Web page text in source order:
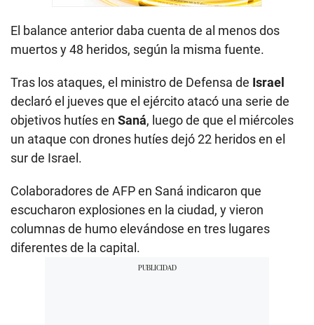
El balance anterior daba cuenta de al menos dos
muertos y 48 heridos, según la misma fuente.
Tras los ataques, el ministro de Defensa de Israel
declaró el jueves que el ejército atacó una serie de
objetivos hutíes en Saná, luego de que el miércoles
un ataque con drones hutíes dejó 22 heridos en el
sur de Israel.
Colaboradores de AFP en Saná indicaron que
escucharon explosiones en la ciudad, y vieron
columnas de humo elevándose en tres lugares
diferentes de la capital.